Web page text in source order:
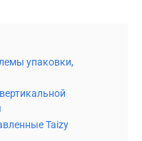
упаковки,
Taizy